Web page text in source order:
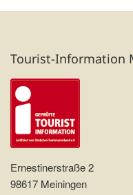
Tourist-Information
Ernestinerstraße 2
98617 Meiningen